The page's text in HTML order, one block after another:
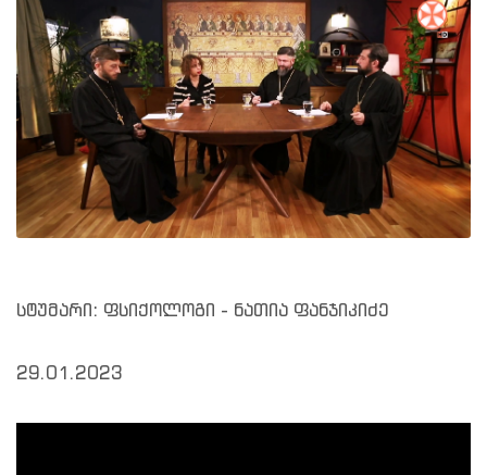
სტუმარი: ფსიქოლოგი - ნათია ფანჯიკიძე
29.01.2023